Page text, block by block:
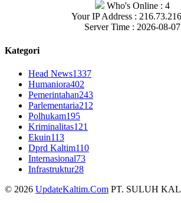
Who's Online : 4
Your IP Address :
Server Time : 2026-08-07
Kategori
Head News1337
Humaniora402
Pemerintahan243
Parlementaria212
Polhukam195
Kriminalitas121
Ekuin113
Dprd Kaltim110
Internasional73
Infrastruktur28
© 2026 UpdateKaltim.Com PT. SULUH